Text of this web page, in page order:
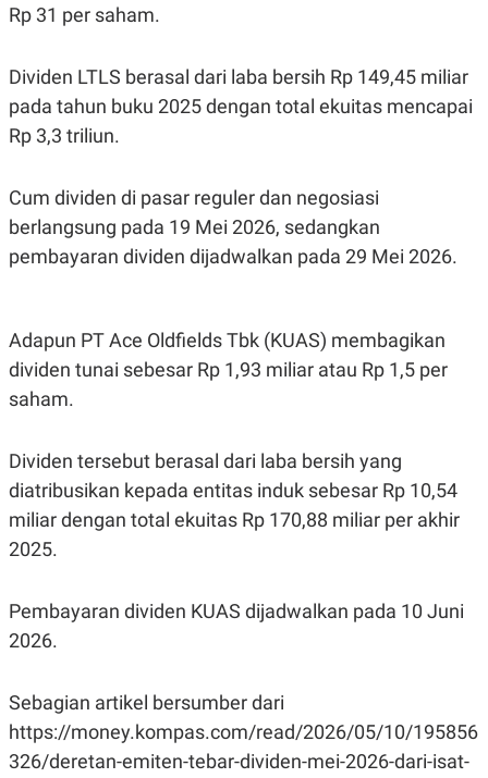
Rp 31 per saham.
Dividen LTLS berasal dari laba bersih Rp 149,45 miliar
pada tahun buku 2025 dengan total ekuitas mencapai
Rp 3,3 triliun.
Cum dividen di pasar reguler dan negosiasi
berlangsung pada 19 Mei 2026, sedangkan
pembayaran dividen dijadwalkan pada 29 Mei 2026.
Adapun PT Ace Oldfields Tbk (KUAS) membagikan
dividen tunai sebesar Rp 1,93 miliar atau Rp 1,5 per
saham.
Dividen tersebut berasal dari laba bersih yang
diatribusikan kepada entitas induk sebesar Rp 10,54
miliar dengan total ekuitas Rp 170,88 miliar per akhir
2025.
Pembayaran dividen KUAS dijadwalkan pada 10 Juni
2026.
Sebagian artikel bersumber dari
https://money.kompas.com/read/2026/05/10/195856
326/deretan-emiten-tebar-dividen-mei-2026-dari-isat-